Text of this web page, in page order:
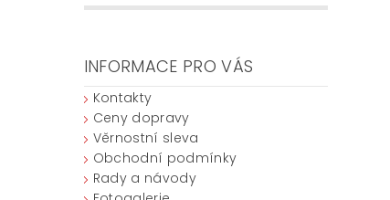
INFORMACE PRO VÁS
Kontakty
Ceny dopravy
Věrnostní sleva
Obchodní podmínky
Rady a návody